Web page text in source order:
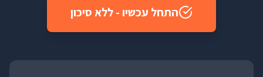
התחל עכשיו - ללא סיכון